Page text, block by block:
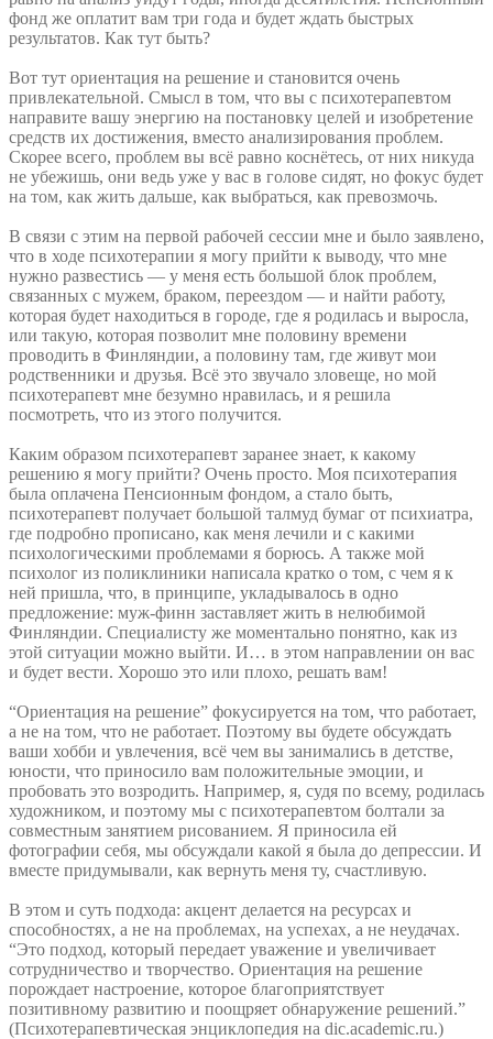
фонд же оплатит вам три года и будет ждать быстрых
результатов. Как тут быть?
Вот тут ориентация на решение и становится очень
привлекательной. Смысл в том, что вы с психотерапевтом
направите вашу энергию на постановку целей и изобретение
средств их достижения, вместо анализирования проблем.
Скорее всего, проблем вы всё равно коснётесь, от них никуда
не убежишь, они ведь уже у вас в голове сидят, но фокус будет
на том, как жить дальше, как выбраться, как превозмочь.
В связи с этим на первой рабочей сессии мне и было заявлено,
что в ходе психотерапии я могу прийти к выводу, что мне
нужно развестись — у меня есть большой блок проблем,
связанных с мужем, браком, переездом — и найти работу,
которая будет находиться в городе, где я родилась и выросла,
или такую, которая позволит мне половину времени
проводить в Финляндии, а половину там, где живут мои
родственники и друзья. Всё это звучало зловеще, но мой
психотерапевт мне безумно нравилась, и я решила
посмотреть, что из этого получится.
Каким образом психотерапевт заранее знает, к какому
решению я могу прийти? Очень просто. Моя психотерапия
была оплачена Пенсионным фондом, а стало быть,
психотерапевт получает большой талмуд бумаг от психиатра,
где подробно прописано, как меня лечили и с какими
психологическими проблемами я борюсь. А также мой
психолог из поликлиники написала кратко о том, с чем я к
ней пришла, что, в принципе, укладывалось в одно
предложение: муж-финн заставляет жить в нелюбимой
Финляндии. Специалисту же моментально понятно, как из
этой ситуации можно выйти. И… в этом направлении он вас
и будет вести. Хорошо это или плохо, решать вам!
“Ориентация на решение” фокусируется на том, что работает,
а не на том, что не работает. Поэтому вы будете обсуждать
ваши хобби и увлечения, всё чем вы занимались в детстве,
юности, что приносило вам положительные эмоции, и
пробовать это возродить. Например, я, судя по всему, родилась
художником, и поэтому мы с психотерапевтом болтали за
совместным занятием рисованием. Я приносила ей
фотографии себя, мы обсуждали какой я была до депрессии. И
вместе придумывали, как вернуть меня ту, счастливую.
В этом и суть подхода: акцент делается на ресурсах и
способностях, а не на проблемах, на успехах, а не неудачах.
“Это подход, который передает уважение и увеличивает
сотрудничество и творчество. Ориентация на решение
порождает настроение, которое благоприятствует
позитивному развитию и поощряет обнаружение решений.”
(Психотерапевтическая энциклопедия на dic.academic.ru.)